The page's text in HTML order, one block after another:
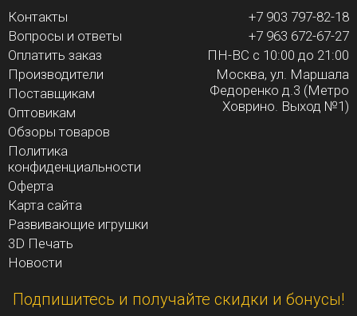
Контакты
Вопросы и ответы
Оплатить заказ
Производители
Поставщикам
Оптовикам
Обзоры товаров
Политика
конфиденциальности
Оферта
Карта сайта
Развивающие игрушки
3D Печать
Новости
+7 903 797-82-18
+7 963 672-67-27
ПН-ВС с 10:00 до 21:00
Москва, ул. Маршала
Федоренко д.3 (Метро
Ховрино. Выход №1)
Подпишитесь и получайте скидки и бонусы!